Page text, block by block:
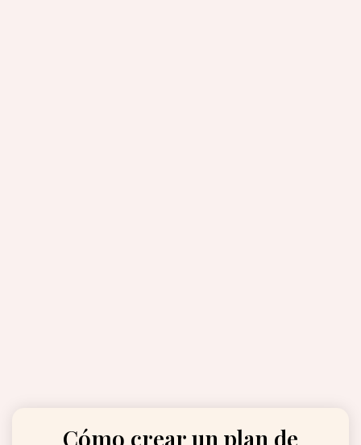
Cómo crear un plan de